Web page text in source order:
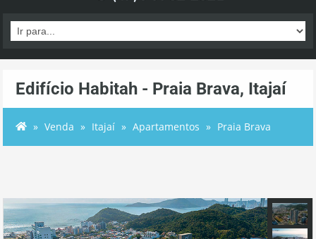
Edifício Habitah - Praia Brava, Itajaí
Venda Itajaí Apartamentos Praia Brava